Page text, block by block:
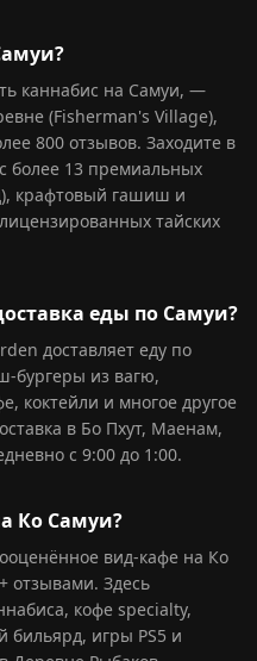
каннабис на Самуи, —
(Fisherman's Village),
800 отзывов. Заходите в
более 13 премиальных
крафтовый гашиш и
тайских
еды по Самуи?
доставляет еду по
бургеры из вагю,
коктейли и многое другое
в Бо Пхут, Маенам,
с 9:00 до 1:00.
Ко Самуи?
вид-кафе на Ко
отзывами. Здесь
кофе specialty,
бильярд, игры PS5 и